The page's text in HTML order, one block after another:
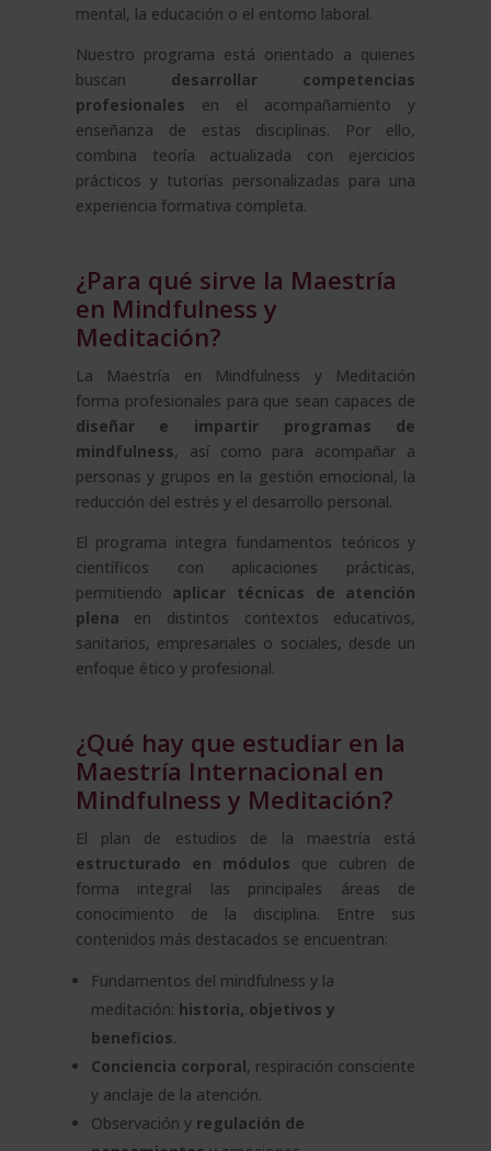
mental, la educación o el entorno laboral.
Nuestro programa está orientado a quienes
buscan desarrollar competencias
profesionales en el acompañamiento y
enseñanza de estas disciplinas. Por ello,
combina teoría actualizada con ejercicios
prácticos y tutorías personalizadas para una
experiencia formativa completa.
¿Para qué sirve la Maestría
en Mindfulness y
Meditación?
La Maestría en Mindfulness y Meditación
forma profesionales para que sean capaces de
diseñar e impartir programas de
mindfulness, así como para acompañar a
personas y grupos en la gestión emocional, la
reducción del estrés y el desarrollo personal.
El programa integra fundamentos teóricos y
científicos con aplicaciones prácticas,
permitiendo aplicar técnicas de atención
plena en distintos contextos educativos,
sanitarios, empresariales o sociales, desde un
enfoque ético y profesional.
¿Qué hay que estudiar en la
Maestría Internacional en
Mindfulness y Meditación?
El plan de estudios de la maestría está
estructurado en módulos que cubren de
forma integral las principales áreas de
conocimiento de la disciplina. Entre sus
contenidos más destacados se encuentran:
Fundamentos del mindfulness y la
meditación: historia, objetivos y
beneficios.
Conciencia corporal, respiración consciente
y anclaje de la atención.
Observación y regulación de